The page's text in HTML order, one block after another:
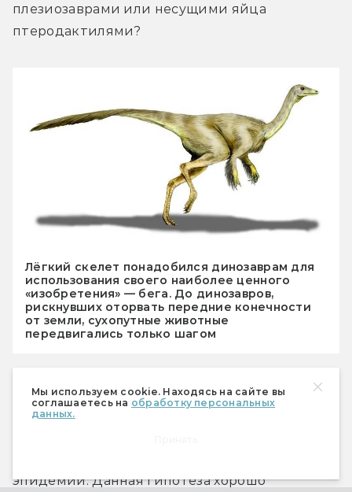
Мы используем cookie. Находясь на сайте вы
соглашаетесь на обработку персональных
данных.
плезиозаврами или несущими яйца
птеродактилями?
Лёгкий скелет понадобился динозаврам для
использования своего наиболее ценного
«изобретения» — бега. До динозавров,
рискнувших оторвать передние конечности
от земли, сухопутные животные
передвигались только шагом
Эпидемия или мутация?
эпидемии. Данная гипотеза хорошо